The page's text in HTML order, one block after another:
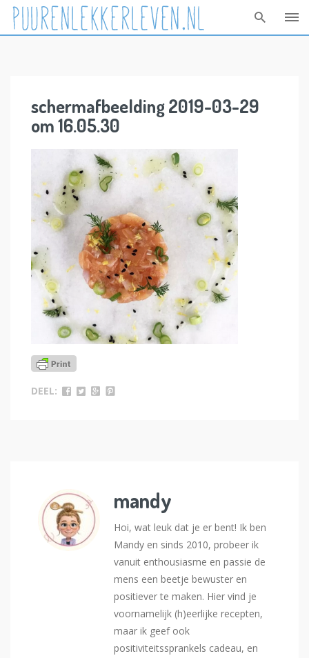
schermafbeelding 2019-03-29
om 16.05.30
DEEL:
mandy
Hoi, wat leuk dat je er bent! Ik ben
Mandy en sinds 2010, probeer ik
vanuit enthousiasme en passie de
mens een beetje bewuster en
positiever te maken. Hier vind je
voornamelijk (h)eerlijke recepten,
maar ik geef ook
positiviteitssprankels cadeau, en